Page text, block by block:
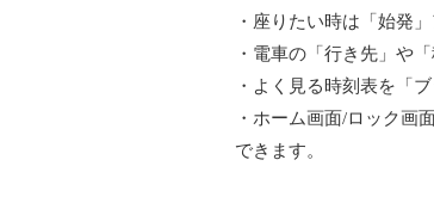
・座りたい時は「始発
・電車の「行き先」や
・よく見る時刻表を「
・ホーム画面/ロック画
できます。